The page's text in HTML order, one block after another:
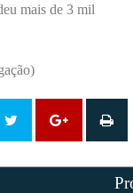
mais de 3 mil